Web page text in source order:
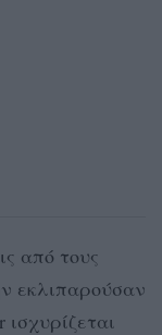
από τους
εκλιπαρούσαν